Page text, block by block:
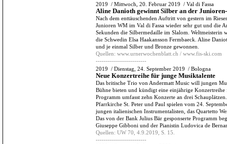
2019 / Mittwoch, 20. Februar 2019 / Val di Fassa
Aline Danioth gewinnt Silber an der
Nach dem enttäuschenden Auftritt von gestern im
Junioren WM im Val di Fassa wieder sehr gut und die
Sekunden die Silbermedaille im Slalom.
die Schwedin Elsa Haakansson Fermbaeck. Aline
und je einmal Silber und Bronze gewonnen.
Quellen: www.urnerwochenblatt.ch / www.fis-ski.com
-------------------------
2019 / Dienstag, 24. September 2019 / Bologna
Neue Konzertreihe für junge Musiktalente
Das britische Trio von Andermatt Music will jungen
Bühne bieten und kündigt eine einjährige
Programm umfasst zehn Konzerte an drei
Pfarrkirche St. Peter und Paul spielen vom 24.
jungen italienischen Instrumentalisten, das Quartetto
Das von der Bank Julius Bär gesponserte Programm
Giuseppe Gibboni und der Pianistin Ludovica de
Quellen: UW 70, 4.9.2019, S. 15.
-------------------------